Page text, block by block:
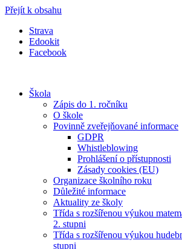
Přejít k obsahu
Strava
Edookit
Facebook
Škola
Zápis do 1. ročníku
O škole
Povinně zveřejňované informace
GDPR
Whistleblowing
Prohlášení o přístupnosti
Zásady cookies (EU)
Organizace školního roku
Důležité informace
Aktuality ze školy
Třída s rozšířenou výukou
2. stupni
Třída s rozšířenou výukou
stupni